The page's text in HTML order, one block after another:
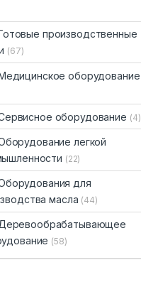
производственные
(67)
оборудование
оборудование (4)
легкой
(22)
для
масла (44)
(58)